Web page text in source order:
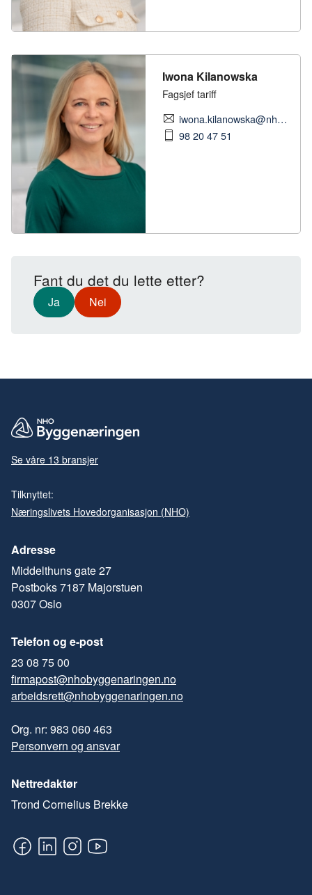
Iwona Kilanowska
Fagsjef tariff
iwona.kilanowska@nhobyggenaringen.no
98 20 47 51
Fant du det du lette etter?
Ja Nei
Se våre 13 bransjer
Tilknyttet:
Næringslivets Hovedorganisasjon (NHO)
Adresse
Middelthuns gate 27
Postboks 7187 Majorstuen
0307 Oslo
Telefon og e-post
23 08 75 00
firmapost@nhobyggenaringen.no
arbeidsrett@nhobyggenaringen.no
Org. nr: 983 060 463
Personvern og ansvar
Nettredaktør
Trond Cornelius Brekke